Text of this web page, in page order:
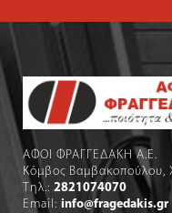
ΑΦΟΙ ΦΡΑΓΓΕΔΑΚΗ Α.Ε.
Κόμβος Βαμβακοπούλου,
Τηλ.: 2821074070
Email: info@fragedakis.gr